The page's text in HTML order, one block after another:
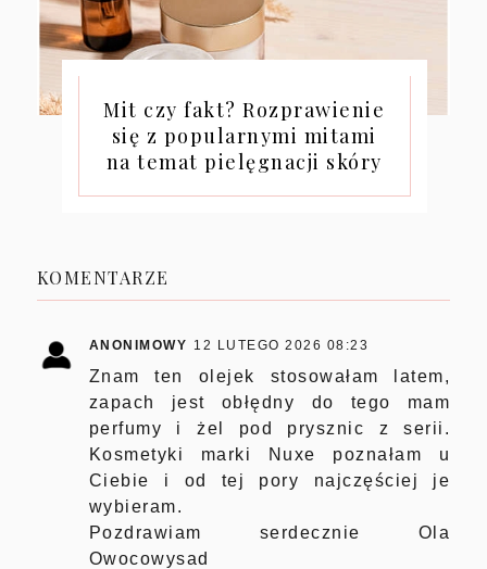
Mit czy fakt? Rozprawienie
się z popularnymi mitami
na temat pielęgnacji skóry
KOMENTARZE
ANONIMOWY 12 LUTEGO 2026 08:23
Znam ten olejek stosowałam latem,
zapach jest obłędny do tego mam
perfumy i żel pod prysznic z serii.
Kosmetyki marki Nuxe poznałam u
Ciebie i od tej pory najczęściej je
wybieram.
Pozdrawiam serdecznie Ola
Owocowysad